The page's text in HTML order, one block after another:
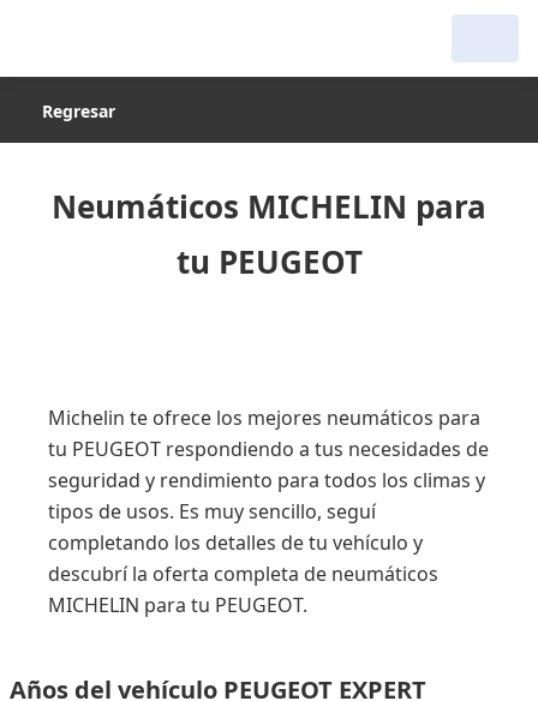
Regresar
Neumáticos MICHELIN para
tu PEUGEOT
Michelin te ofrece los mejores neumáticos para
tu PEUGEOT respondiendo a tus necesidades de
seguridad y rendimiento para todos los climas y
tipos de usos. Es muy sencillo, seguí
completando los detalles de tu vehículo y
descubrí la oferta completa de neumáticos
MICHELIN para tu PEUGEOT.
Años del vehículo PEUGEOT EXPERT